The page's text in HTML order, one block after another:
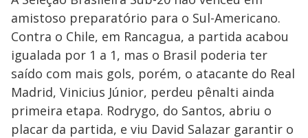
amistoso preparatório para o Sul-Americano.
Contra o Chile, em Rancagua, a partida acabou
igualada por 1 a 1, mas o Brasil poderia ter
saído com mais gols, porém, o atacante do Real
Madrid, Vinicius Júnior, perdeu pênalti ainda
primeira etapa. Rodrygo, do Santos, abriu o
placar da partida, e viu David Salazar garantir o